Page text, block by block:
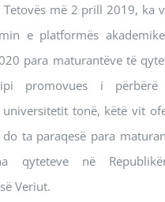
më 2 prill 2019, ka
e platformës
para maturantëve të
promovues i përbërë
tonë, këtë vit
ta paraqesë para
qyteteve në
Veriut.